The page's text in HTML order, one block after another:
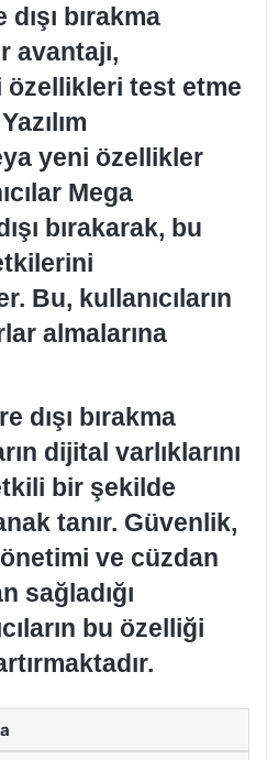
bırakma
avantajı,
özellikleri test etme
yeni özellikler
Mega
bırakarak, bu
Bu, kullanıcıların
almalarına
dışı bırakma
dijital varlıklarını
bir şekilde
tanır. Güvenlik,
ve cüzdan
sağladığı
bu özelliği